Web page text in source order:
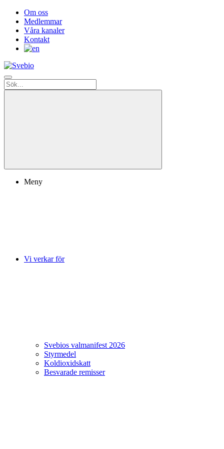
Om oss
Medlemmar
Våra kanaler
Kontakt
Meny
Vi verkar för
Svebios valmanifest 2026
Styrmedel
Koldioxidskatt
Besvarade remisser